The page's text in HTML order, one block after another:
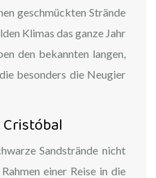
geschmückten Strände
Klimas das ganze Jahr
den bekannten langen,
besonders die Neugier
Cristóbal
Sandstrände nicht
einer Reise in die